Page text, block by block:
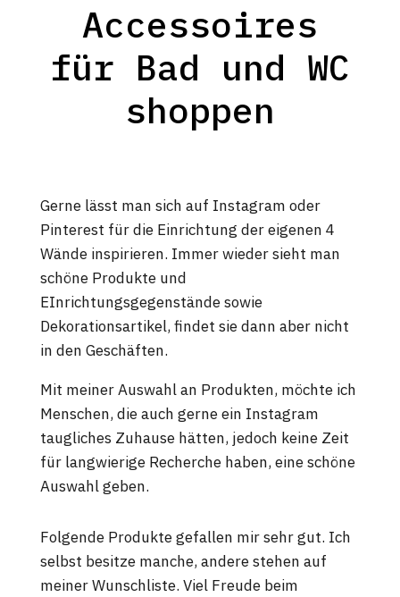
Accessoires
für Bad und WC
shoppen
Gerne lässt man sich auf Instagram oder
Pinterest für die Einrichtung der eigenen 4
Wände inspirieren. Immer wieder sieht man
schöne Produkte und
EInrichtungsgegenstände sowie
Dekorationsartikel, findet sie dann aber nicht
in den Geschäften.
Mit meiner Auswahl an Produkten, möchte ich
Menschen, die auch gerne ein Instagram
taugliches Zuhause hätten, jedoch keine Zeit
für langwierige Recherche haben, eine schöne
Auswahl geben.
Folgende Produkte gefallen mir sehr gut. Ich
selbst besitze manche, andere stehen auf
meiner Wunschliste. Viel Freude beim